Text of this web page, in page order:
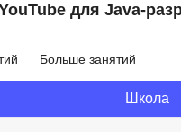
для Java-
Больше занятий
Школа